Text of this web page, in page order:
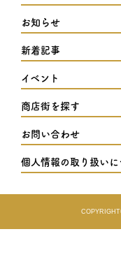
お知らせ
新着記事
イベント
商店街を探す
お問い合わせ
個人情報の取り扱いに